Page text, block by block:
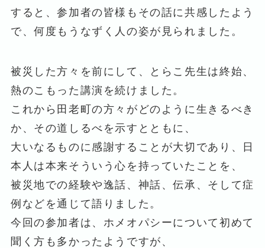
すると、参加者の皆様もその話に共感したよう
で、何度もうなずく人の姿が見られました。
被災した方々を前にして、とらこ先生は終始、
熱のこもった講演を続けました。
これから田老町の方々がどのように生きるべき
か、その道しるべを示すとともに、
大いなるものに感謝することが大切であり、日
本人は本来そういう心を持っていたことを、
被災地での経験や逸話、神話、伝承、そして症
例などを通じて語りました。
今回の参加者は、ホメオパシーについて初めて
聞く方も多かったようですが、